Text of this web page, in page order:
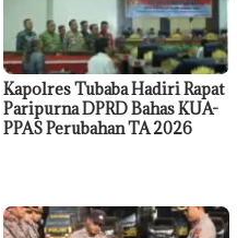
Kapolres Tubaba Hadiri Rapat
Paripurna DPRD Bahas KUA-
PPAS Perubahan TA 2026